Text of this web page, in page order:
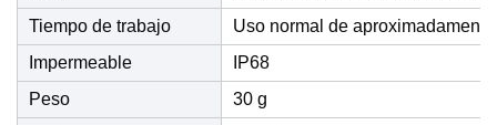
Tiempo de trabajo
Uso normal de
Impermeable
IP68
Peso
30 g